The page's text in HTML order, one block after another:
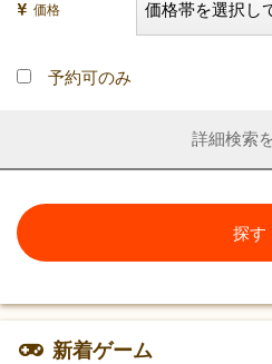
価格
予約可のみ
詳細検索
探す
新着ゲーム